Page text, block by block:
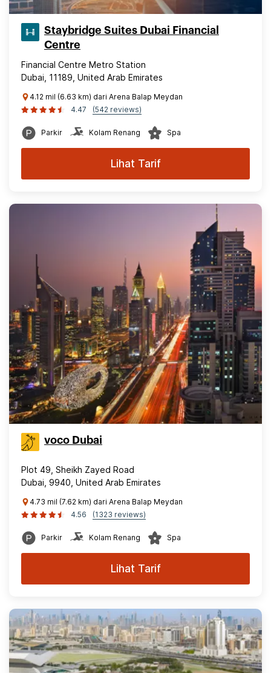
Staybridge Suites Dubai Financial
Centre
Financial Centre Metro Station
Dubai, 11189, United Arab Emirates
4.12 mil (6.63 km) dari Arena Balap Meydan
4.47
(542 reviews)
Parkir Kolam Renang Spa
Lihat Tarif
voco Dubai
Plot 49, Sheikh Zayed Road
Dubai, 9940, United Arab Emirates
4.73 mil (7.62 km) dari Arena Balap Meydan
4.56
(1323 reviews)
Parkir Kolam Renang Spa
Lihat Tarif